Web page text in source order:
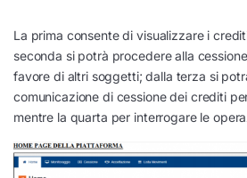
La prima consente di visualizzare i
seconda si potrà procedere alla
favore di altri soggetti; dalla terza si
comunicazione di cessione dei crediti
mentre la quarta per interrogare le